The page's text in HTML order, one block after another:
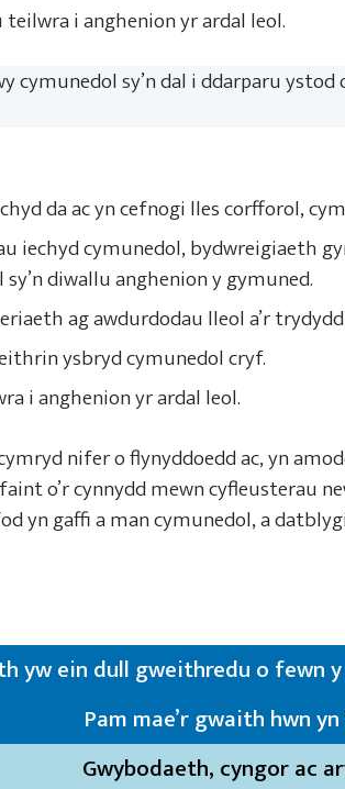
teilwra i anghenion yr ardal leol.
cymunedol sy’n dal i ddarparu
da ac yn cefnogi lles corfforol,
iechyd cymunedol, bydwreigiaeth
diwallu anghenion y gymuned.
ag awdurdodau lleol a’r
ysbryd cymunedol cryf.
i anghenion yr ardal leol.
nifer o flynyddoedd ac, yn
o’r cynnydd mewn cyfleusterau
yn gaffi a man cymunedol, a
yw ein dull gweithredu o fewn
Pam mae’r gwaith hwn
Gwybodaeth, cyngor ac